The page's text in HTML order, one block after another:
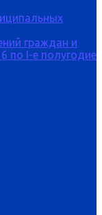
граждан и
по I-е полугодие